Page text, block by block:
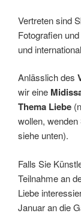
Vertreten sind
Fotografien
und
Anlässlich des
wir eine
Thema Liebe
wollen,
siehe unten).
Falls Sie
Teilnahme an
Liebe
Januar an die